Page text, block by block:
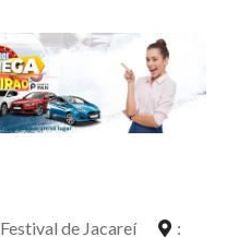
Festival de Jacareí
: